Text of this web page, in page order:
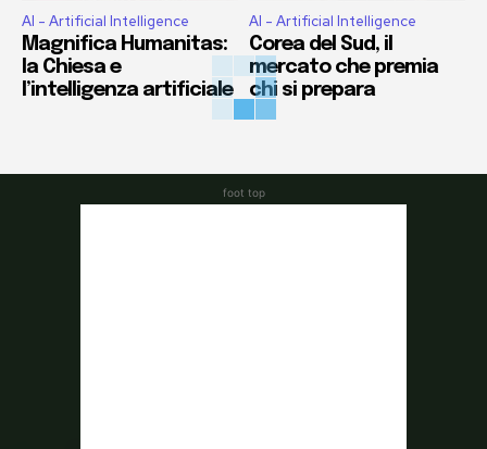
AI - Artificial Intelligence
Magnifica Humanitas:
la Chiesa e
l’intelligenza artificiale
AI - Artificial Intelligence
Corea del Sud, il
mercato che premia
chi si prepara
foot top